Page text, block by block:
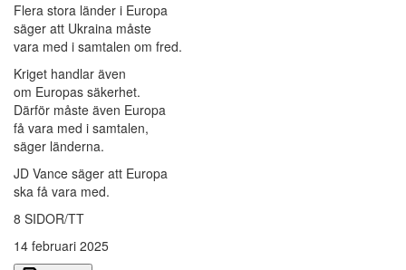
Flera stora länder i Europa
säger att Ukraina måste
vara med i samtalen om fred.
Kriget handlar även
om Europas säkerhet.
Därför måste även Europa
få vara med i samtalen,
säger länderna.
JD Vance säger att Europa
ska få vara med.
8 SIDOR/TT
14 februari 2025